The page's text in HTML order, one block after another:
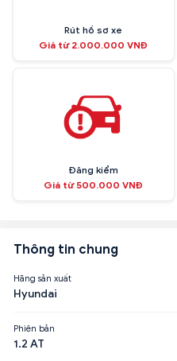
Rút hồ sơ xe
Giá từ 2.000.000 VNĐ
Đăng kiểm
Giá từ 500.000 VNĐ
Thông tin chung
Hãng sản xuất
Hyundai
Phiên bản
1.2 AT